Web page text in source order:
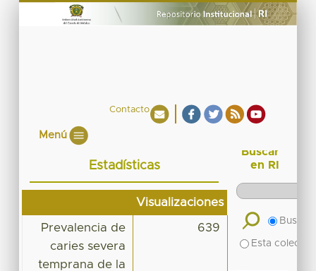
Contacto
Menú
Estadísticas
Visualizaciones
Prevalencia de
caries severa
temprana de la
639
Buscar
en RI
Buscar
Esta